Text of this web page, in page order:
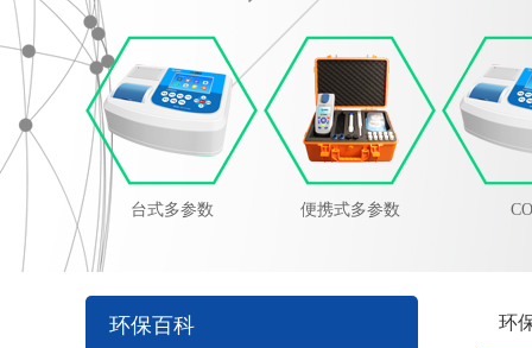
台式多参数 便携式多参数
环保百科 环